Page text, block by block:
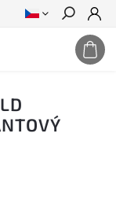
Hledat